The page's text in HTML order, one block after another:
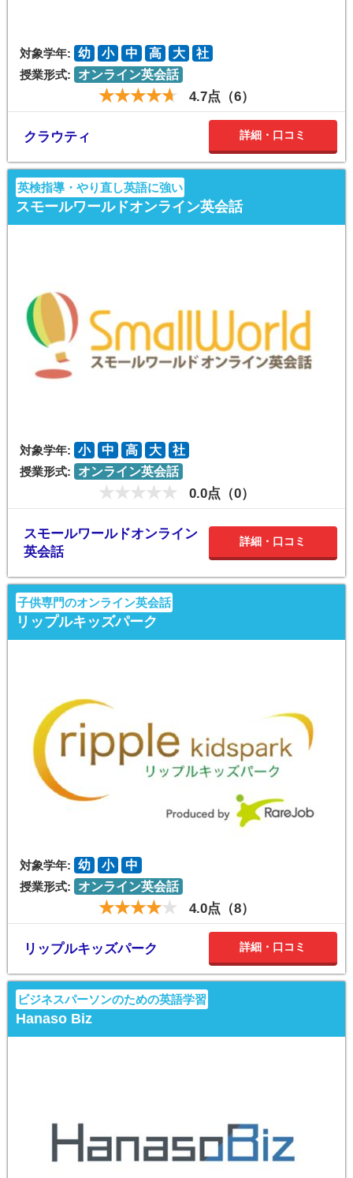
対象学年: 幼 小 中 高 大
社
授業形式:
オンライン英会話
4.7点（6）
クラウティ 詳細・口コミ
英検指導・やり直し英語に強い
スモールワールドオンライン英会話
対象学年: 小 中 高 大
社
授業形式:
オンライン英会話
0.0点（0）
スモールワールドオンライン
英会話
詳細・口コミ
子供専門のオンライン英会話
リップルキッズパーク
対象学年: 幼 小
中
授業形式:
オンライン英会話
4.0点（8）
リップルキッズパーク 詳細・口コミ
ビジネスパーソンのための英語学習
Hanaso Biz